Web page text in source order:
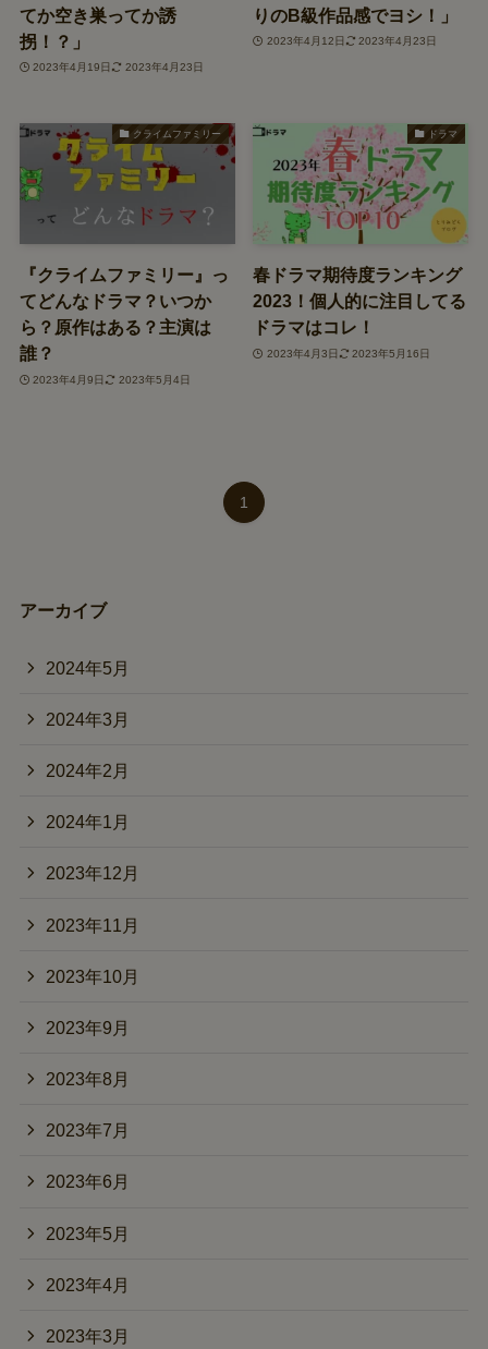
てか空き巣ってか誘
拐！？」
2023年4月19日 2023年4月23日
りのB級作品感でヨシ！」
2023年4月12日 2023年4月23日
クライムファミリー
『クライムファミリー』っ
てどんなドラマ？いつか
ら？原作はある？主演は
誰？
2023年4月9日 2023年5月4日
ドラマ
春ドラマ期待度ランキング
2023！個人的に注目してる
ドラマはコレ！
2023年4月3日 2023年5月16日
1
アーカイブ
2024年5月
2024年3月
2024年2月
2024年1月
2023年12月
2023年11月
2023年10月
2023年9月
2023年8月
2023年7月
2023年6月
2023年5月
2023年4月
2023年3月